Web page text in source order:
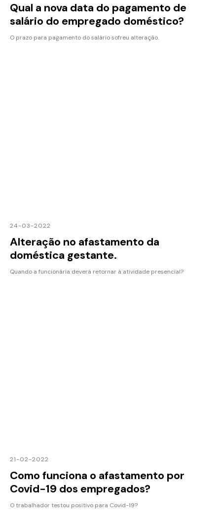
Qual a nova data do pagamento de
salário do empregado doméstico?
O prazo para pagamento do salário sofreu alteração.
24-03-2022
Alteração no afastamento da
doméstica gestante.
Quando a funcionária deverá retornar à atividade presencial?
21-02-2022
Como funciona o afastamento por
Covid-19 dos empregados?
O trabalhador testou positivo para Covid-19?